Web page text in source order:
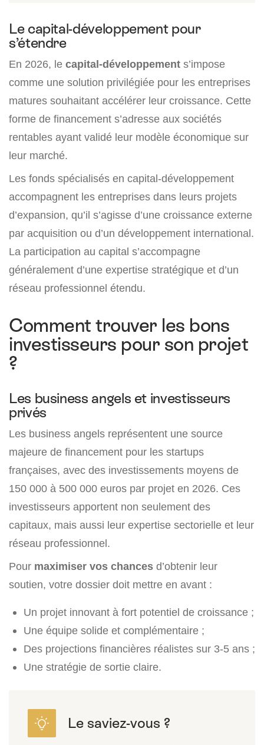
Le capital-développement pour
s’étendre
En 2026, le capital-développement s’impose
comme une solution privilégiée pour les entreprises
matures souhaitant accélérer leur croissance. Cette
forme de financement s’adresse aux sociétés
rentables ayant validé leur modèle économique sur
leur marché.
Les fonds spécialisés en capital-développement
accompagnent les entreprises dans leurs projets
d’expansion, qu’il s’agisse d’une croissance externe
par acquisition ou d’un développement international.
La participation au capital s’accompagne
généralement d’une expertise stratégique et d’un
réseau professionnel étendu.
Comment trouver les bons
investisseurs pour son projet
?
Les business angels et investisseurs
privés
Les business angels représentent une source
majeure de financement pour les startups
françaises, avec des investissements moyens de
150 000 à 500 000 euros par projet en 2026. Ces
investisseurs apportent non seulement des
capitaux, mais aussi leur expertise sectorielle et leur
réseau professionnel.
Pour maximiser vos chances d’obtenir leur
soutien, votre dossier doit mettre en avant :
Un projet innovant à fort potentiel de croissance ;
Une équipe solide et complémentaire ;
Des projections financières réalistes sur 3-5 ans ;
Une stratégie de sortie claire.